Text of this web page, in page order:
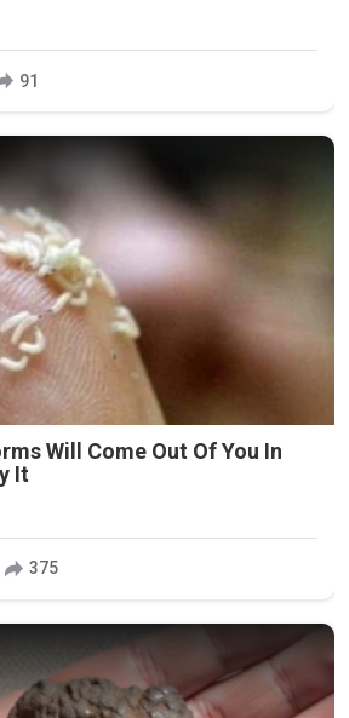
91
Will Come Out Of You In
It
375